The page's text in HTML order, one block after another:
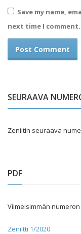
Save my name,
next time I comment.
SEURAAVA
Zeniitin seuraava
PDF
Viimeisimmän numeron
Zeniitti 1/2020